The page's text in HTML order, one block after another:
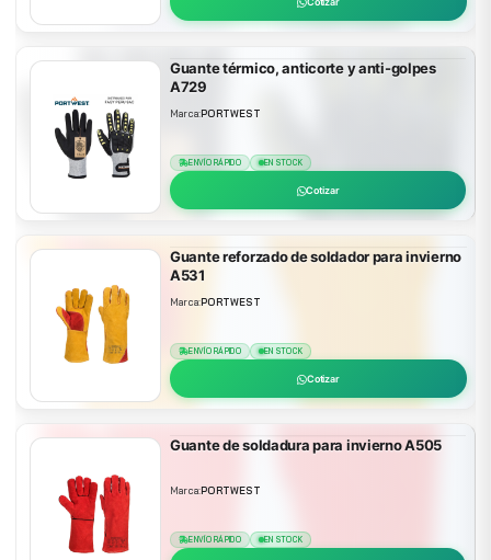
Guante térmico, anticorte y anti-golpes
A729
Marca:PORTWEST
ENVÍO RÁPIDO EN STOCK
Cotizar
Guante reforzado de soldador para invierno
A531
Marca:PORTWEST
ENVÍO RÁPIDO EN STOCK
Cotizar
Guante de soldadura para invierno A505
Marca:PORTWEST
ENVÍO RÁPIDO EN STOCK